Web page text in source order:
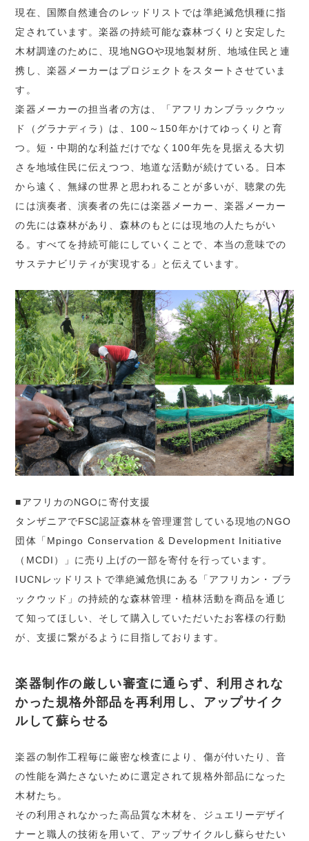
現在、国際自然連合のレッドリストでは準絶滅危惧種に指
定されています。楽器の持続可能な森林づくりと安定した
木材調達のために、現地NGOや現地製材所、地域住民と連
携し、楽器メーカーはプロジェクトをスタートさせていま
す。
楽器メーカーの担当者の方は、「アフリカンブラックウッ
ド（グラナディラ）は、100～150年かけてゆっくりと育
つ。短・中期的な利益だけでなく100年先を見据える大切
さを地域住民に伝えつつ、地道な活動が続けている。日本
から遠く、無縁の世界と思われることが多いが、聴衆の先
には演奏者、演奏者の先には楽器メーカー、楽器メーカー
の先には森林があり、森林のもとには現地の人たちがい
る。すべてを持続可能にしていくことで、本当の意味での
サステナビリティが実現する」と伝えています。
■アフリカのNGOに寄付支援
タンザニアでFSC認証森林を管理運営している現地のNGO
団体「Mpingo Conservation & Development Initiative
（MCDI）」に売り上げの一部を寄付を行っています。
IUCNレッドリストで準絶滅危惧にある「アフリカン・ブラ
ックウッド」の持続的な森林管理・植林活動を商品を通じ
て知ってほしい、そして購入していただいたお客様の行動
が、支援に繋がるように目指しております。
楽器制作の厳しい審査に通らず、利用されな
かった規格外部品を再利用し、アップサイク
ルして蘇らせる
楽器の制作工程毎に厳密な検査により、傷が付いたり、音
の性能を満たさないために選定されて規格外部品になった
木材たち。
その利用されなかった高品質な木材を、ジュエリーデザイ
ナーと職人の技術を用いて、アップサイクルし蘇らせたい